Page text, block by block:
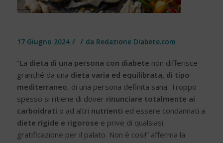
17 Giugno 2024 / / da Redazione Diabete.com
“La dieta di una persona con diabete non differisce
granché da una dieta varia ed equilibrata, di tipo
mediterraneo, di una persona definita sana. Troppo
spesso si ritiene di dover rinunciare totalmente ai
carboidrati o ad altri nutrienti ed essere condannati a
diete rigide e rigorose e prive di qualsiasi
gratificazione per il palato. Non è cosi!” afferma la